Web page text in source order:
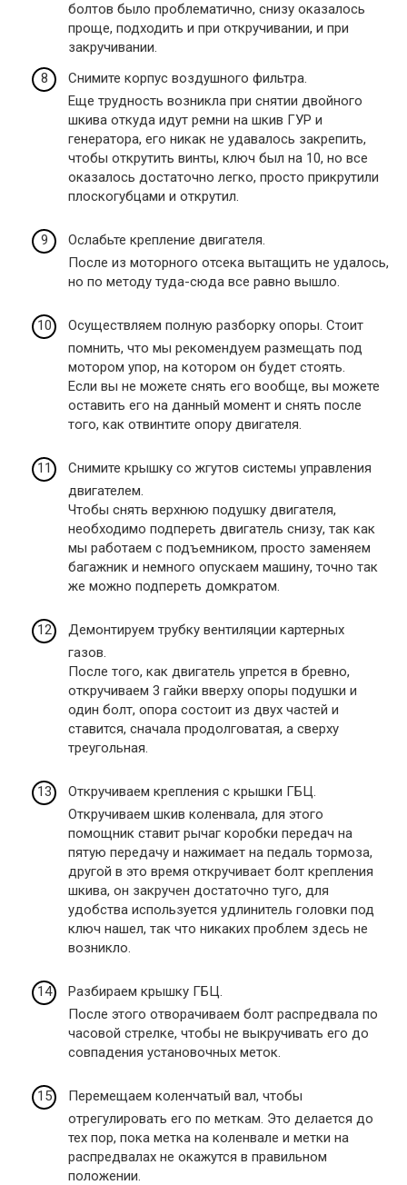
болтов было проблематично, снизу оказалось
проще, подходить и при откручивании, и при
закручивании.
Снимите корпус воздушного фильтра.
Еще трудность возникла при снятии двойного
шкива откуда идут ремни на шкив ГУР и
генератора, его никак не удавалось закрепить,
чтобы открутить винты, ключ был на 10, но все
оказалось достаточно легко, просто прикрутили
плоскогубцами и открутил.
Ослабьте крепление двигателя.
После из моторного отсека вытащить не удалось,
но по методу туда-сюда все равно вышло.
Осуществляем полную разборку опоры. Стоит
помнить, что мы рекомендуем размещать под
мотором упор, на котором он будет стоять.
Если вы не можете снять его вообще, вы можете
оставить его на данный момент и снять после
того, как отвинтите опору двигателя.
Снимите крышку со жгутов системы управления
двигателем.
Чтобы снять верхнюю подушку двигателя,
необходимо подпереть двигатель снизу, так как
мы работаем с подъемником, просто заменяем
багажник и немного опускаем машину, точно так
же можно подпереть домкратом.
Демонтируем трубку вентиляции картерных
газов.
После того, как двигатель упрется в бревно,
откручиваем 3 гайки вверху опоры подушки и
один болт, опора состоит из двух частей и
ставится, сначала продолговатая, а сверху
треугольная.
Откручиваем крепления с крышки ГБЦ.
Откручиваем шкив коленвала, для этого
помощник ставит рычаг коробки передач на
пятую передачу и нажимает на педаль тормоза,
другой в это время откручивает болт крепления
шкива, он закручен достаточно туго, для
удобства используется удлинитель головки под
ключ нашел, так что никаких проблем здесь не
возникло.
Разбираем крышку ГБЦ.
После этого отворачиваем болт распредвала по
часовой стрелке, чтобы не выкручивать его до
совпадения установочных меток.
Перемещаем коленчатый вал, чтобы
отрегулировать его по меткам. Это делается до
тех пор, пока метка на коленвале и метки на
распредвалах не окажутся в правильном
положении.